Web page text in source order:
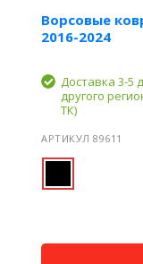
Ворсовые
2016-2024
Доставка 3-5
другого
ТК)
АРТИКУЛ 89611